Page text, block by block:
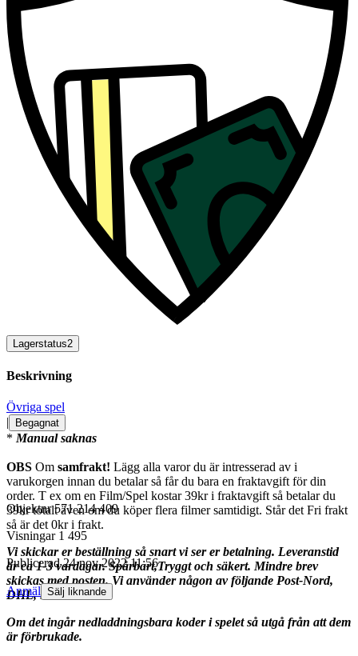
Lagerstatus2
Beskrivning
Övriga spel
|
Begagnat
* Manual saknas
OBS Om samfrakt! Lägg alla varor du är intresserad av i
varukorgen innan du betalar så får du bara en fraktavgift för din
order. T ex om en Film/Spel kostar 39kr i fraktavgift så betalar du
39kr totalt även om du köper flera filmer samtidigt. Står det Fri frakt
så är det 0kr i frakt.
Vi skickar er beställning så snart vi ser er betalning. Leveranstid
är ca 1-3 vardagar. Spårbart,Tryggt och säkert. Mindre brev
skickas med posten. Vi använder någon av följande Post-Nord,
DHL, Schenker.
Om det ingår nedladdningsbara koder i spelet så utgå från att dem
är förbrukade.
Objektnr 571 214 409
Visningar 1 495
Publicerad 24 nov 2022 11:56
Anmäl Sälj liknande